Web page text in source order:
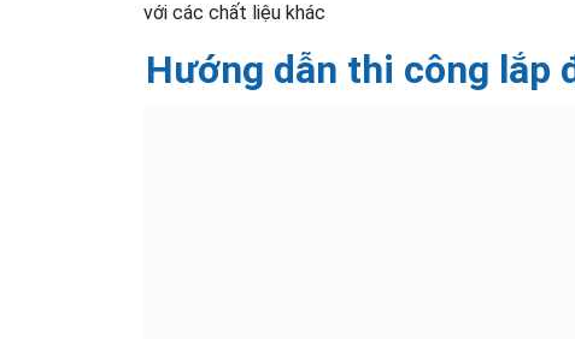
với các chất liệu khác
Hướng dẫn thi công lắp